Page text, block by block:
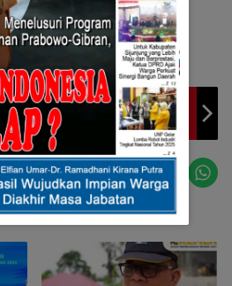
Pleno ke – V, Kolaborasi
Masyarakat Untuk
Strategis Untuk